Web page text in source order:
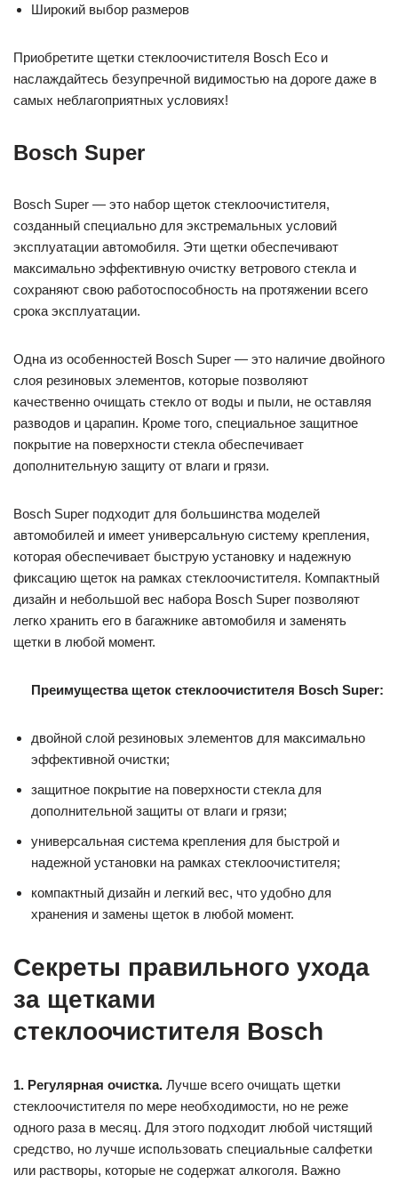
Широкий выбор размеров
Приобретите щетки стеклоочистителя Bosch Eco и
наслаждайтесь безупречной видимостью на дороге даже в
самых неблагоприятных условиях!
Bosch Super
Bosch Super — это набор щеток стеклоочистителя,
созданный специально для экстремальных условий
эксплуатации автомобиля. Эти щетки обеспечивают
максимально эффективную очистку ветрового стекла и
сохраняют свою работоспособность на протяжении всего
срока эксплуатации.
Одна из особенностей Bosch Super — это наличие двойного
слоя резиновых элементов, которые позволяют
качественно очищать стекло от воды и пыли, не оставляя
разводов и царапин. Кроме того, специальное защитное
покрытие на поверхности стекла обеспечивает
дополнительную защиту от влаги и грязи.
Bosch Super подходит для большинства моделей
автомобилей и имеет универсальную систему крепления,
которая обеспечивает быструю установку и надежную
фиксацию щеток на рамках стеклоочистителя. Компактный
дизайн и небольшой вес набора Bosch Super позволяют
легко хранить его в багажнике автомобиля и заменять
щетки в любой момент.
Преимущества щеток стеклоочистителя Bosch Super:
двойной слой резиновых элементов для максимально
эффективной очистки;
защитное покрытие на поверхности стекла для
дополнительной защиты от влаги и грязи;
универсальная система крепления для быстрой и
надежной установки на рамках стеклоочистителя;
компактный дизайн и легкий вес, что удобно для
хранения и замены щеток в любой момент.
Секреты правильного ухода
за щетками
стеклоочистителя Bosch
1. Регулярная очистка. Лучше всего очищать щетки
стеклоочистителя по мере необходимости, но не реже
одного раза в месяц. Для этого подходит любой чистящий
средство, но лучше использовать специальные салфетки
или растворы, которые не содержат алкоголя. Важно